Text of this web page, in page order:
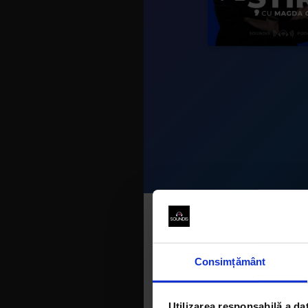
Consimțământ